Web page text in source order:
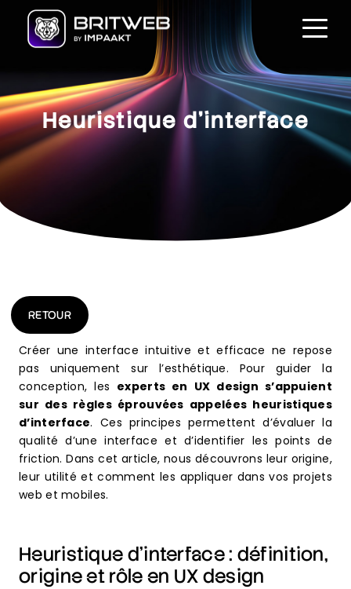
Heuristique d’interface
RETOUR
Créer une interface intuitive et efficace ne repose
pas uniquement sur l’esthétique. Pour guider la
conception, les experts en UX design s’appuient
sur des règles éprouvées appelées heuristiques
d’interface. Ces principes permettent d’évaluer la
qualité d’une interface et d’identifier les points de
friction. Dans cet article, nous découvrons leur origine,
leur utilité et comment les appliquer dans vos projets
web et mobiles.
Heuristique d’interface : définition,
origine et rôle en UX design